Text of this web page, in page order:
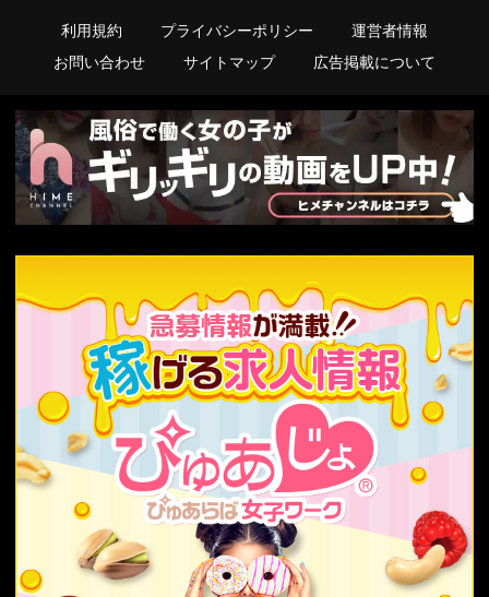
利用規約 プライバシーポリシー
運営者情報
お問い合わせ
サイトマップ 広告掲載について